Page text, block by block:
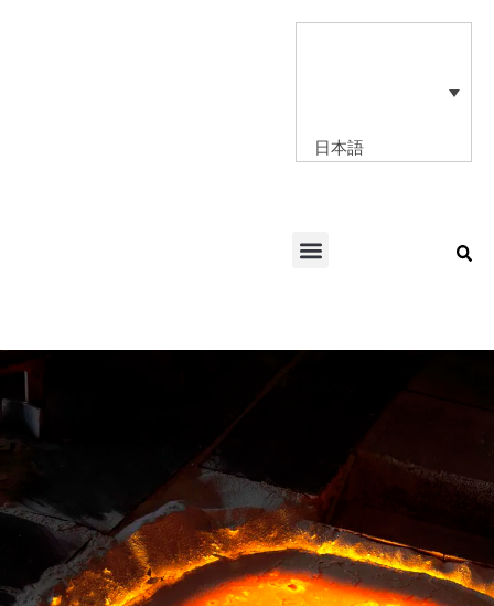
日本語
Menu